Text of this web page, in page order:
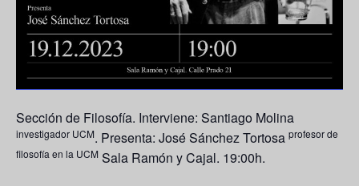
Sección de Filosofía. Interviene: Santiago Molina
investigador UCM. Presenta: José Sánchez Tortosa profesor de
filosofía en la UCM Sala Ramón y Cajal. 19:00h.